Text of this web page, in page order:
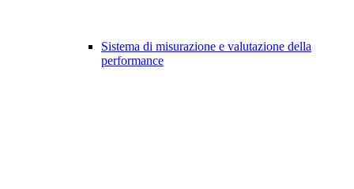
Sistema di misurazione e valutazione della
performance